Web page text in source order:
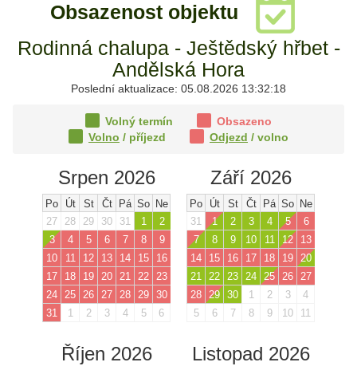
Obsazenost objektu
Rodinná chalupa - Ještědský hřbet -
Andělská Hora
Poslední aktualizace: 05.08.2026 13:32:18
Volný termín
Obsazeno
Volno / příjezd Odjezd / volno
Srpen 2026
Po Út St Čt Pá So Ne
27
28 29 30 31 1
2
3
4 5 6 7 8
9
10
11 12 13 14 15
16
17
18 19 20 21 22
23
24
25 26 27 28 29 30
31
1 2 3 4 5 6
Září 2026
Po Út St Čt Pá So Ne
31
1 2 3 4 5
6
7
8 9 10 11 12
13
14
15 16 17 18 19
20
21
22 23 24 25 26
27
28
29 30 1 2 3
4
5
6 7 8 9 10 11
Říjen 2026 Listopad 2026